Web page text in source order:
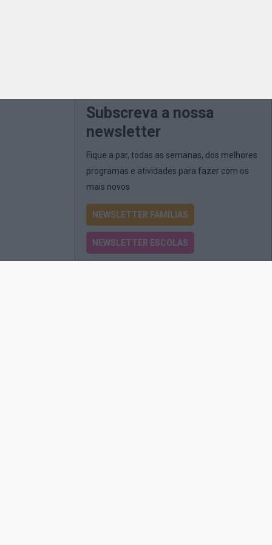
Subscreva a nossa
newsletter
Fique a par, todas as semanas, dos melhores
programas e atividades para fazer com os
mais novos
NEWSLETTER FAMÍLIAS
NEWSLETTER ESCOLAS